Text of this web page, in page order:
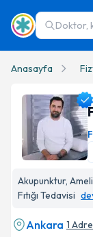
Doktor,
Anasayfa
Akupunktur,
Fıtığı Tedavisi
Ankara 1